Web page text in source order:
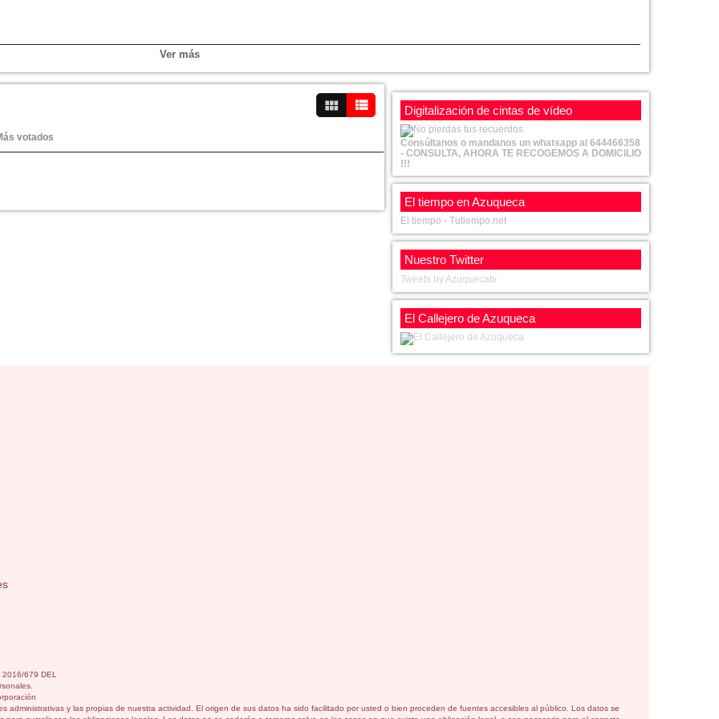
Ver más
votados
Digitalización de cintas de vídeo
Consúltanos o mandanos un whatsapp al 644466358
- CONSULTA, AHORA TE RECOGEMOS A DOMICILIO
!!!
El tiempo en Azuqueca
El tiempo - Tutiempo.net
Nuestro Twitter
Tweets by Azuquecatv
El Callejero de Azuqueca
679 DEL
administrativas y las propias de nuestra actividad. El origen de sus datos ha sido facilitado por usted o bien proceden de fuentes accesibles al público. Los datos se